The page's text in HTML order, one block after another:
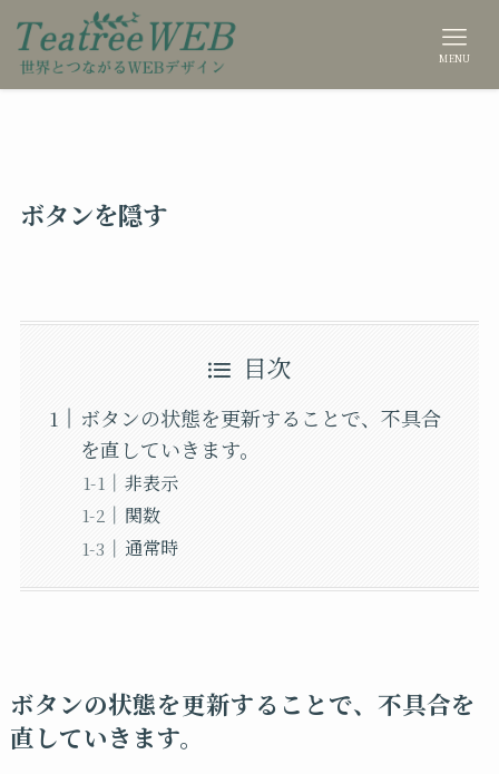
MENU
ボタンを隠す
目次
ボタンの状態を更新することで、不具合
を直していきます。
非表示
関数
通常時
ボタンの状態を更新することで、不具合を
直していきます。